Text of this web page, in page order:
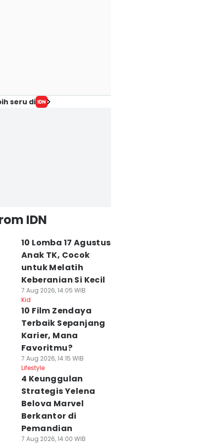
seru di
IDN
10 Lomba 17 Agustus
Anak TK, Cocok
untuk Melatih
Keberanian Si Kecil
7 Aug 2026, 14:05 WIB
Kid
10 Film Zendaya
Terbaik Sepanjang
Karier, Mana
Favoritmu?
7 Aug 2026, 14:15 WIB
Lifestyle
4 Keunggulan
Strategis Yelena
Belova Marvel
Berkantor di
Pemandian
7 Aug 2026, 14:00 WIB